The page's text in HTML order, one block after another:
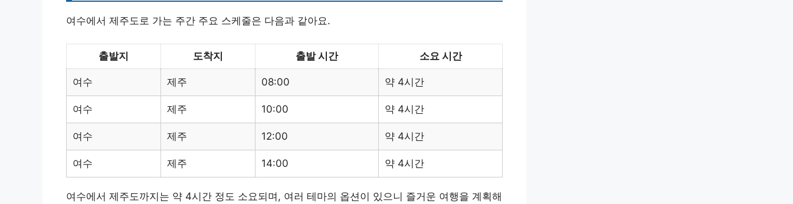
여수에서 제주도로 가는 주간 주요 스케줄은 다음과 같아요.
출발지 도착지 출발 시간 소요 시간
여수 제주 08:00 약 4시간
여수 제주 10:00 약 4시간
여수 제주 12:00 약 4시간
여수 제주 14:00 약 4시간
여수에서 제주도까지는 약 4시간 정도 소요되며, 여러 테마의 옵션이 있으니 즐거운 여행을 계획해